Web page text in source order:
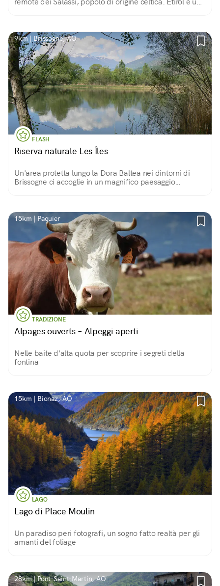
9km | Brissogne, AO
FLASH
Riserva naturale Les Îles
Un'area protetta lungo la Dora Baltea nei dintorni di
Brissogne ci accoglie in un magnifico paesaggio
15km | Paquier
TRADIZIONE
Alpages ouverts – Alpeggi aperti
Nelle baite d'alta quota per scoprire i segreti della
fontina
15km | Bionaz, AO
LAGO
Lago di Place Moulin
Un paradiso peri fotografi, un sogno fatto realtà per gli
amanti del foliage
28km | Pont-Saint-Martin, AO